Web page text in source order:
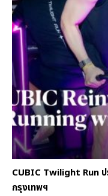
CUBIC Twilight Run
กรุงเทพฯ